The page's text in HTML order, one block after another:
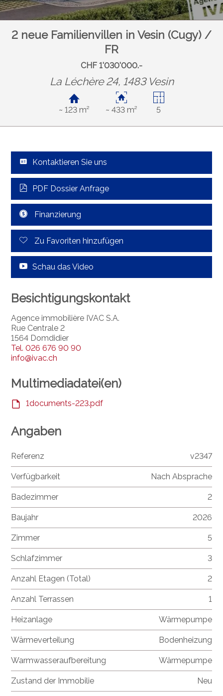
2 neue Familienvillen in Vesin (Cugy) /
FR
CHF 1'030'000.-
La Léchère 24, 1483 Vesin
~ 123 m² ~ 433 m² 5
Kontaktieren Sie uns
PDF Dossier Anfrage
Finanzierung
Zu Favoriten hinzufügen
Schau das Video
Besichtigungskontakt
Agence immobilière IVAC S.A.
Rue Centrale 2
1564 Domdidier
Tel.026 676 90 90
info@ivac.ch
Multimediadatei(en)
1documents-223.pdf
Angaben
Referenz v2347
Verfügbarkeit Nach Absprache
Badezimmer 2
Baujahr 2026
Zimmer 5
Schlafzimmer 3
Anzahl Etagen (Total) 2
Anzahl Terrassen 1
Heizanlage Wärmepumpe
Wärmeverteilung Bodenheizung
Warmwasseraufbereitung Wärmepumpe
Zustand der Immobilie Neu